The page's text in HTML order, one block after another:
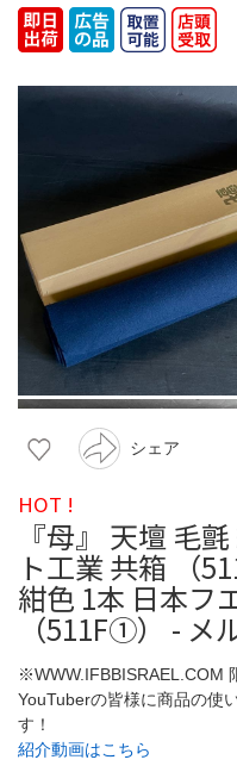
シェア
HOT !
『母』 天壇 毛
ト工業 共箱 （
紺色 1本 日本フ
（511F①） - メ
※WWW.IFBBISRAEL.COM
YouTuberの皆様に商品の使
す！
紹介動画はこちら